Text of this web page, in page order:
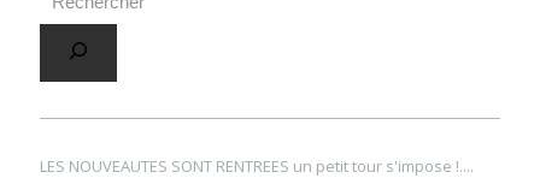
LES NOUVEAUTES SONT RENTREES un petit tour s'impose !....